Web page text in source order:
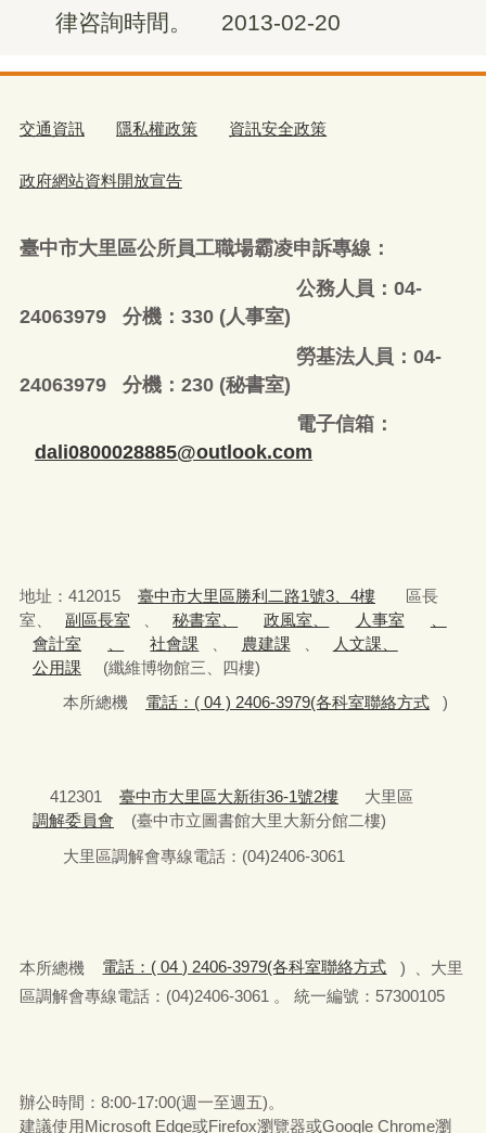
律咨詢時間。
2013-02-20
交通資訊 隱私權政策 資訊安全政策
政府網站資料開放宣告
臺中市大里區公所員工職場霸凌申訴專線：
公務人員：04-
24063979 分機：330 (人事室)
勞基法人員：04-
24063979 分機：230 (秘書室)
電子信箱：
dali0800028885@outlook.com
地址：412015 臺中市大里區勝利二路1號3、4樓
區長
室、
副區長室 秘書室、 政風室、 人事室
會計室
社會課 農建課
人文課、
公用課
(纖維博物館三、四樓)
本所總機
電話：( 04 ) 2406-3979(各科室聯絡方式 )
412301 臺中市大里區大新街36-1號2樓
大里區
調解委員會
(臺中市立圖書館大里大新分館二樓)
大里區調解會專線電話：(04)2406-3061
本所總機 電話：( 04 ) 2406-3979(各科室聯絡方式
) 、大里
區調解會專線電話：(04)2406-3061 。 統一編號：57300105
辦公時間：8:00-17:00(週一至週五)。
建議使用Microsoft Edge或Firefox瀏覽器或Google Chrome瀏